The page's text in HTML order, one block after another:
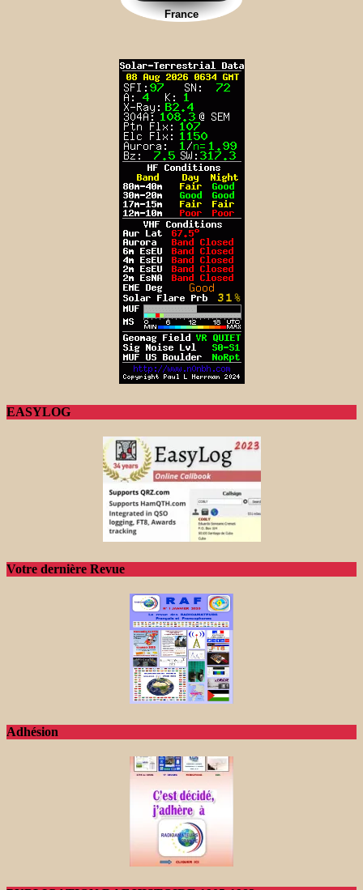
EASYLOG
Votre dernière Revue
Adhésion